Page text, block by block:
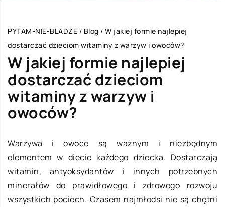
PYTAM-NIE-BLADZE / Blog / W jakiej formie najlepiej
dostarczać dzieciom witaminy z warzyw i owoców?
W jakiej formie najlepiej
dostarczać dzieciom
witaminy z warzyw i
owoców?
Warzywa i owoce są ważnym i niezbędnym
elementem w diecie każdego dziecka. Dostarczają
witamin, antyoksydantów i innych potrzebnych
minerałów do prawidłowego i zdrowego rozwoju
wszystkich pociech. Czasem najmłodsi nie są chętni